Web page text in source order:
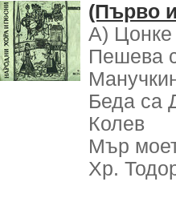
(Първо
А) Цонке
Пешева
Беда са
Колев
Мър
Хр.